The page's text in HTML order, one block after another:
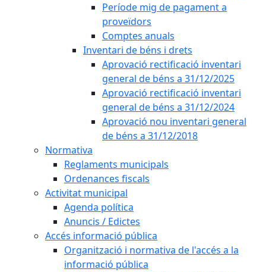
Període mig de pagament a
proveïdors
Comptes anuals
Inventari de béns i drets
Aprovació rectificació inventari
general de béns a 31/12/2025
Aprovació rectificació inventari
general de béns a 31/12/2024
Aprovació nou inventari general
de béns a 31/12/2018
Normativa
Reglaments municipals
Ordenances fiscals
Activitat municipal
Agenda política
Anuncis / Edictes
Accés informació pública
Organització i normativa de l'accés a la
informació pública